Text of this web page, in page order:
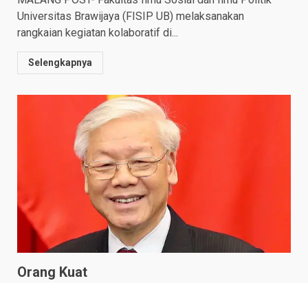
Universitas Brawijaya (FISIP UB) melaksanakan
rangkaian kegiatan kolaboratif di...
Selengkapnya
Orang Kuat